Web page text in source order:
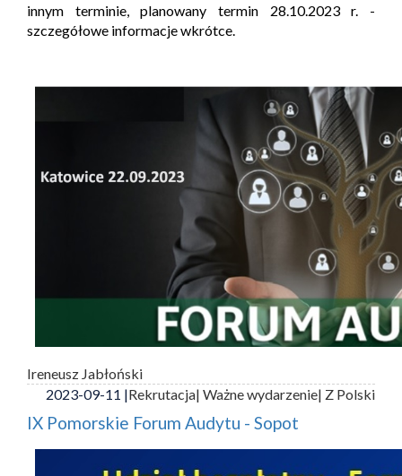
innym terminie, planowany termin 28.10.2023 r. -
szczegółowe informacje wkrótce.
Ireneusz Jabłoński
2023-09-11 |Rekrutacja| Ważne wydarzenie| Z Polski
IX Pomorskie Forum Audytu - Sopot